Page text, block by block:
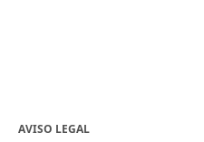
AVISO LEGAL